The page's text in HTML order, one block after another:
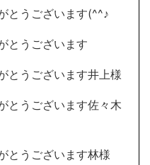
とうございます(^^♪
とうございます
とうございます井上様
とうございます佐々木
とうございます林様